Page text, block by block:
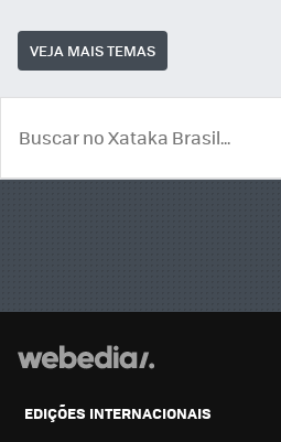
VEJA MAIS TEMAS
EDIÇÕES INTERNACIONAIS